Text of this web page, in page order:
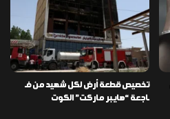
تخصيص قطعة أرض لكل شهيد من فـ
ـاجعة “هايبر ماركت” الكوت